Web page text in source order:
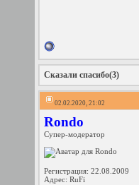
Сказали спасибо(3)
02.02.2020, 21:02
Rondo
Супер-модератор
Регистрация: 22.08.2009
Адрес: RuFi